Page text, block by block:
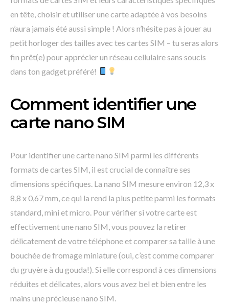
en tête, choisir et utiliser une carte adaptée à vos besoins
n’aura jamais été aussi simple ! Alors n’hésite pas à jouer au
petit horloger des tailles avec tes cartes SIM – tu seras alors
fin prêt(e) pour apprécier un réseau cellulaire sans soucis
dans ton gadget préféré!
Comment identifier une
carte nano SIM
Pour identifier une carte nano SIM parmi les différents
formats de cartes SIM, il est crucial de connaître ses
dimensions spécifiques. La nano SIM mesure environ 12,3 x
8,8 x 0,67 mm, ce qui la rend la plus petite parmi les formats
standard, mini et micro. Pour vérifier si votre carte est
effectivement une nano SIM, vous pouvez la retirer
délicatement de votre téléphone et comparer sa taille à une
bouchée de fromage miniature (oui, c’est comme comparer
du gruyère à du gouda!). Si elle correspond à ces dimensions
réduites et délicates, alors vous avez bel et bien entre les
mains une précieuse nano SIM.